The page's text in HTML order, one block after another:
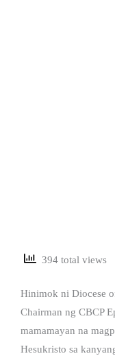
394 total views
Hinimok ni Diocese
Chairman ng CBCP
mamamayan na
Hesukristo sa